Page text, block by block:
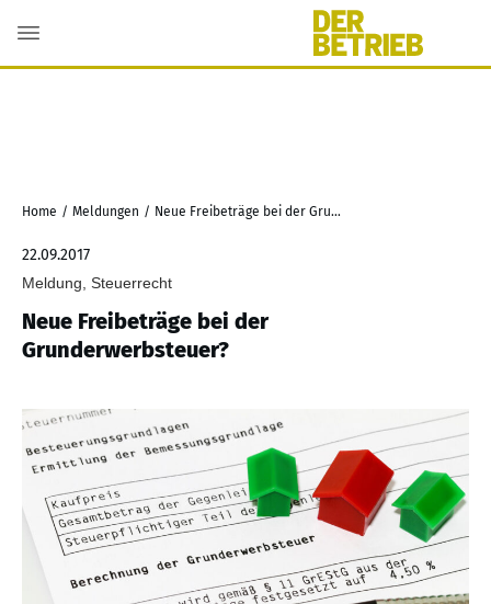
Home / Meldungen / Neue Freibeträge bei der Grunderwerbsteuer?
22.09.2017
Meldung, Steuerrecht
Neue Freibeträge bei der
Grunderwerbsteuer?